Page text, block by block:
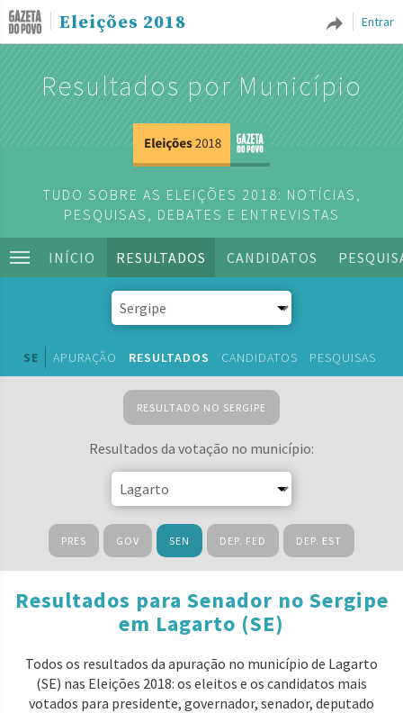
Entrar
Eleições 2018
Resultados por Município
TUDO SOBRE AS ELEIÇÕES 2018: NOTÍCIAS,
PESQUISAS, DEBATES E ENTREVISTAS
INÍCIO RESULTADOS CANDIDATOS
SE APURAÇÃO RESULTADOS CANDIDATOS PESQUISAS
RESULTADO NO SERGIPE
Resultados da votação no município:
PRES GOV SEN DEP. FED DEP. EST
Resultados para Senador no Sergipe
em Lagarto (SE)
Todos os resultados da apuração no município de Lagarto
(SE) nas Eleições 2018: os eleitos e os candidatos mais
votados para presidente, governador, senador, deputado